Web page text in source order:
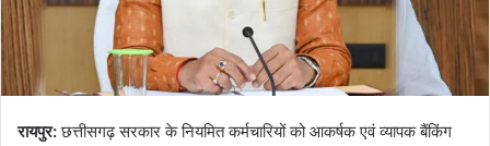
रायपुर:छत्तीसगढ़ सरकार के नियमित कर्मचारियों को आकर्षक एवं व्यापक बैंकिंग